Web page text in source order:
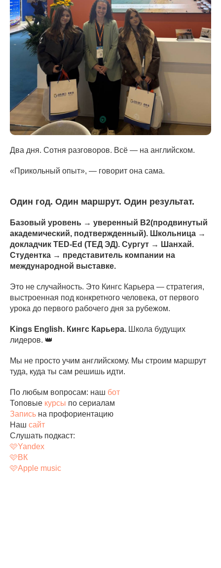
Два дня. Сотня разговоров. Всё — на английском.
«Прикольный опыт», — говорит она сама.
Один год. Один маршрут. Один результат.
Базовый уровень → уверенный B2(продвинутый
академический, подтвержденный). Школьница →
докладчик TED-Ed (ТЕД ЭД). Сургут → Шанхай.
Студентка → представитель компании на
международной выставке.
Это не случайность. Это Кингс Карьера — стратегия,
выстроенная под конкретного человека, от первого
урока до первого рабочего дня за рубежом.
Kings English. Кингс Карьера. Школа будущих
лидеров. 👑
Мы не просто учим английскому. Мы строим маршрут
туда, куда ты сам решишь идти.
По любым вопросам: наш бот
Топовые курсы по сериалам
Запись на профориентацию
Наш сайт
Слушать подкаст:
🩷Yandex
🩷ВК
🩷Apple music